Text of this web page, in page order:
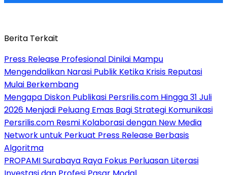
Berita Terkait
Press Release Profesional Dinilai Mampu
Mengendalikan Narasi Publik Ketika Krisis Reputasi
Mulai Berkembang
Mengapa Diskon Publikasi Persrilis.com Hingga 31 Juli
2026 Menjadi Peluang Emas Bagi Strategi Komunikasi
Persrilis.com Resmi Kolaborasi dengan New Media
Network untuk Perkuat Press Release Berbasis
Algoritma
PROPAMI Surabaya Raya Fokus Perluasan Literasi